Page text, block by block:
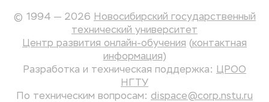
© 1994 — 2026 Новосибирский государственный
технический университет
Центр развития онлайн-обучения (контактная
информация)
Разработка и техническая поддержка:
ЦРОО
НГТУ
По техническим вопросам: dispace@corp.nstu.ru